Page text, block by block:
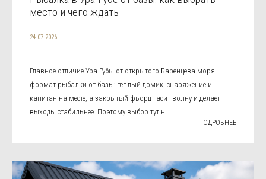
место и чего ждать
24.07.2026
Главное отличие Ура-Губы от открытого Баренцева моря -
формат рыбалки от базы: тёплый домик, снаряжение и
капитан на месте, а закрытый фьорд гасит волну и делает
выходы стабильнее. Поэтому выбор тут н...
ПОДРОБНЕЕ